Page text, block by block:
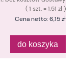
( 1 szt. = 1,51 zł )
Cena netto:6,15 zł
do koszyka